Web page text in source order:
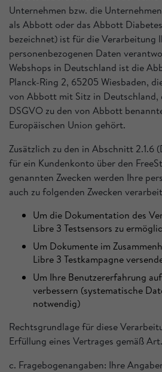
Unternehmen bzw. die
als Abbott oder das Abbott
bezeichnet) ist für die Verarbeitung
personenbezogenen Daten
Webshops in Deutschland ist die
Planck-Ring 2, 65205 Wiesbaden,
von Abbott mit Sitz in Deutschland,
DSGVO zu den von Abbott
Europäischen Union gehört.
Zusätzlich zu den in Abschnitt 2.1.6
für ein Kundenkonto über den
genannten Zwecken werden Ihre
auch zu folgenden Zwecken
Um die Dokumentation des
Libre 3 Testsensors zu
Um Dokumente im
Libre 3 Testkampagne
Um Ihre Benutzererfahrung
verbessern (systematische
notwendig)
Rechtsgrundlage für diese
Erfüllung eines Vertrages gemäß
c. Fragebogenangaben: Ihre